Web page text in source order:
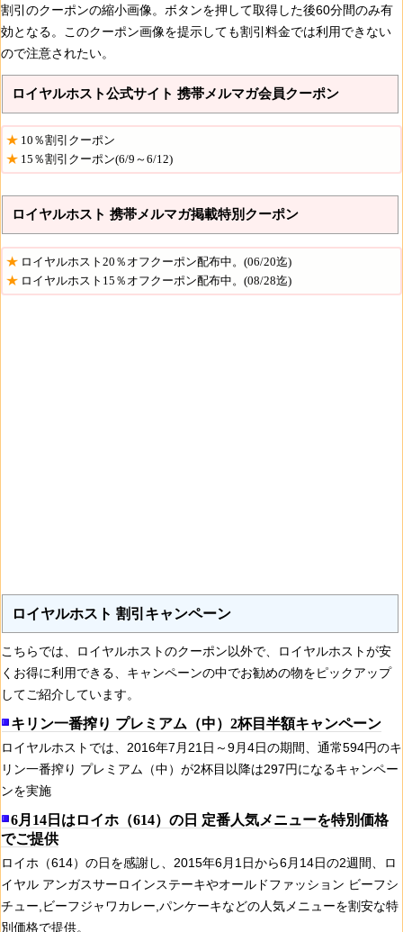
割引のクーポンの縮小画像。ボタンを押して取得した後60分間のみ有
効となる。このクーポン画像を提示しても割引料金では利用できない
ので注意されたい。
ロイヤルホスト公式サイト 携帯メルマガ会員クーポン
10％割引クーポン
15％割引クーポン(6/9～6/12)
ロイヤルホスト 携帯メルマガ掲載特別クーポン
ロイヤルホスト20％オフクーポン配布中。(06/20迄)
ロイヤルホスト15％オフクーポン配布中。(08/28迄)
ロイヤルホスト 割引キャンペーン
こちらでは、ロイヤルホストのクーポン以外で、ロイヤルホストが安
くお得に利用できる、キャンペーンの中でお勧めの物をピックアップ
してご紹介しています。
キリン一番搾り プレミアム（中）2杯目半額キャンペーン
ロイヤルホストでは、2016年7月21日～9月4日の期間、通常594円のキ
リン一番搾り プレミアム（中）が2杯目以降は297円になるキャンペー
ンを実施
6月14日はロイホ（614）の日 定番人気メニューを特別価格
でご提供
ロイホ（614）の日を感謝し、2015年6月1日から6月14日の2週間、ロ
イヤル アンガスサーロインステーキやオールドファッション ビーフシ
チュー,ビーフジャワカレー,パンケーキなどの人気メニューを割安な特
別価格で提供。